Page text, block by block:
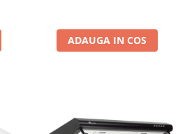
ADAUGA IN COS